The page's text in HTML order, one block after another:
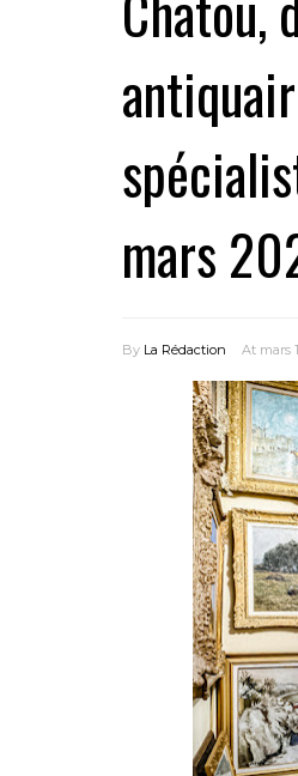
mars
By La Rédaction At mars